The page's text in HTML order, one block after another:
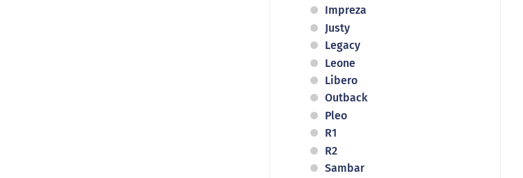
Impreza
Justy
Legacy
Leone
Libero
Outback
Pleo
R1
R2
Sambar